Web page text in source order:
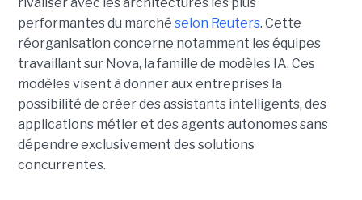
performantes du marché selon Reuters. Cette
réorganisation concerne notamment les équipes
travaillant sur Nova, la famille de modèles IA. Ces
modèles visent à donner aux entreprises la
possibilité de créer des assistants intelligents, des
applications métier et des agents autonomes sans
dépendre exclusivement des solutions
concurrentes.